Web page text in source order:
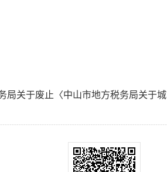
局关于废止〈中山市地方税务局关于